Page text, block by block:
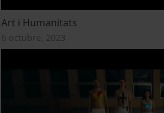
Art i Humanitats
6 octubre, 2023